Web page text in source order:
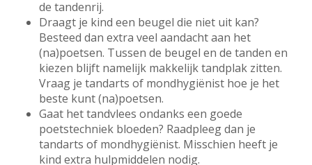
de tandenrij.
Draagt je kind een beugel die niet uit kan?
Besteed dan extra veel aandacht aan het
(na)poetsen. Tussen de beugel en de tanden en
kiezen blijft namelijk makkelijk tandplak zitten.
Vraag je tandarts of mondhygiënist hoe je het
beste kunt (na)poetsen.
Gaat het tandvlees ondanks een goede
poetstechniek bloeden? Raadpleeg dan je
tandarts of mondhygiënist. Misschien heeft je
kind extra hulpmiddelen nodig.